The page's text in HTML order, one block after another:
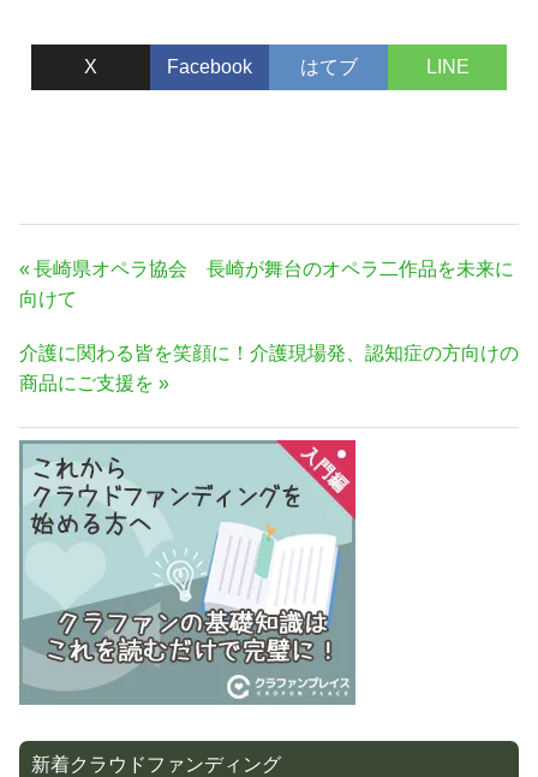
X Facebook はてブ LINE
投
稿
ビ
ゲ
ー
シ
ョ
ン
前
の
事:
長崎県オペラ協会 長崎が舞台のオペラ二作品を未来に
向けて
次
の
事:
介護に関わる皆を笑顔に！介護現場発、認知症の方向けの
商品にご支援を
新着クラウドファンディング